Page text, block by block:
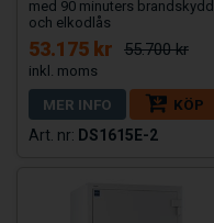
med 90 minuters brandskydd
och elkodlås
53.175 kr 55.700 kr
MER INFO
KÖP
DS1615E-2